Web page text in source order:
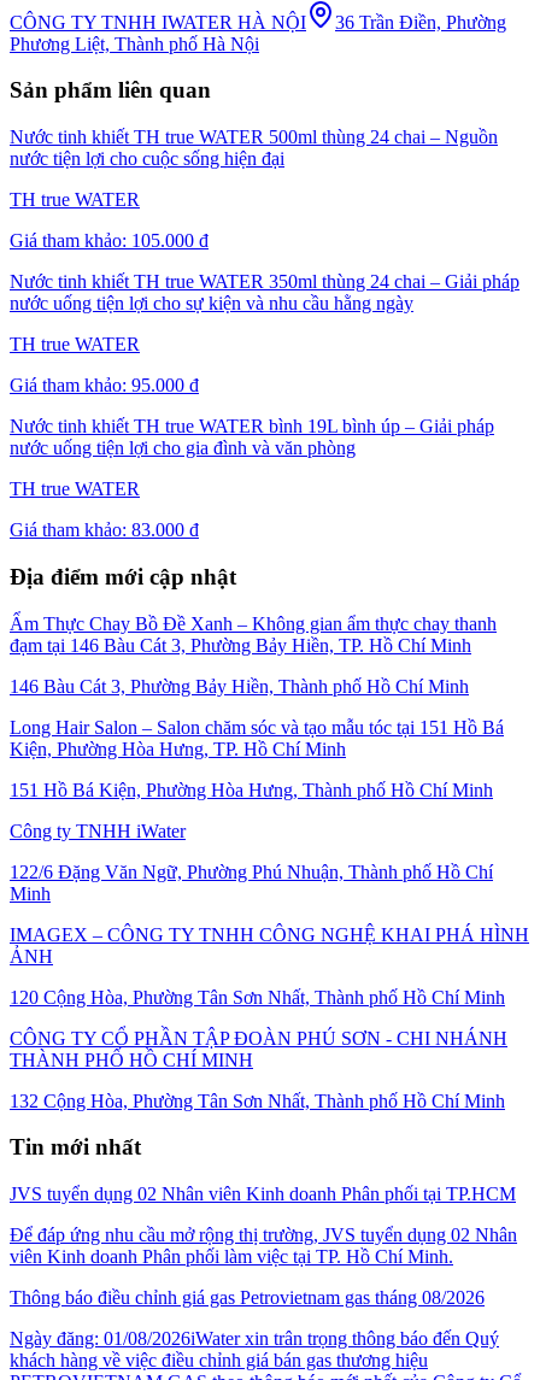
CÔNG TY TNHH IWATER HÀ NỘI
36 Trần Điền, Phường
Phương Liệt, Thành phố Hà Nội
Sản phẩm liên quan
Nước tinh khiết TH true WATER 500ml thùng 24 chai – Nguồn
nước tiện lợi cho cuộc sống hiện đại
TH true WATER
Giá tham khảo: 105.000 đ
Nước tinh khiết TH true WATER 350ml thùng 24 chai – Giải pháp
nước uống tiện lợi cho sự kiện và nhu cầu hằng ngày
TH true WATER
Giá tham khảo: 95.000 đ
Nước tinh khiết TH true WATER bình 19L bình úp – Giải pháp
nước uống tiện lợi cho gia đình và văn phòng
TH true WATER
Giá tham khảo: 83.000 đ
Địa điểm mới cập nhật
Ẩm Thực Chay Bồ Đề Xanh – Không gian ẩm thực chay thanh
đạm tại 146 Bàu Cát 3, Phường Bảy Hiền, TP. Hồ Chí Minh
146 Bàu Cát 3, Phường Bảy Hiền, Thành phố Hồ Chí Minh
Long Hair Salon – Salon chăm sóc và tạo mẫu tóc tại 151 Hồ Bá
Kiện, Phường Hòa Hưng, TP. Hồ Chí Minh
151 Hồ Bá Kiện, Phường Hòa Hưng, Thành phố Hồ Chí Minh
Công ty TNHH iWater
122/6 Đặng Văn Ngữ, Phường Phú Nhuận, Thành phố Hồ Chí
Minh
IMAGEX – CÔNG TY TNHH CÔNG NGHỆ KHAI PHÁ HÌNH
ẢNH
120 Cộng Hòa, Phường Tân Sơn Nhất, Thành phố Hồ Chí Minh
CÔNG TY CỔ PHẦN TẬP ĐOÀN PHÚ SƠN - CHI NHÁNH
THÀNH PHỐ HỒ CHÍ MINH
132 Cộng Hòa, Phường Tân Sơn Nhất, Thành phố Hồ Chí Minh
Tin mới nhất
JVS tuyển dụng 02 Nhân viên Kinh doanh Phân phối tại TP.HCM
Để đáp ứng nhu cầu mở rộng thị trường, JVS tuyển dụng 02 Nhân
viên Kinh doanh Phân phối làm việc tại TP. Hồ Chí Minh.
Thông báo điều chỉnh giá gas Petrovietnam gas tháng 08/2026
Ngày đăng: 01/08/2026iWater xin trân trọng thông báo đến Quý
khách hàng về việc điều chỉnh giá bán gas thương hiệu